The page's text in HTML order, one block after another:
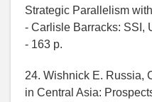
Strategic Parallelism
- Carlisle Barracks: SSI,
- 163 p.
24. Wishnick E. Russia,
in Central Asia: